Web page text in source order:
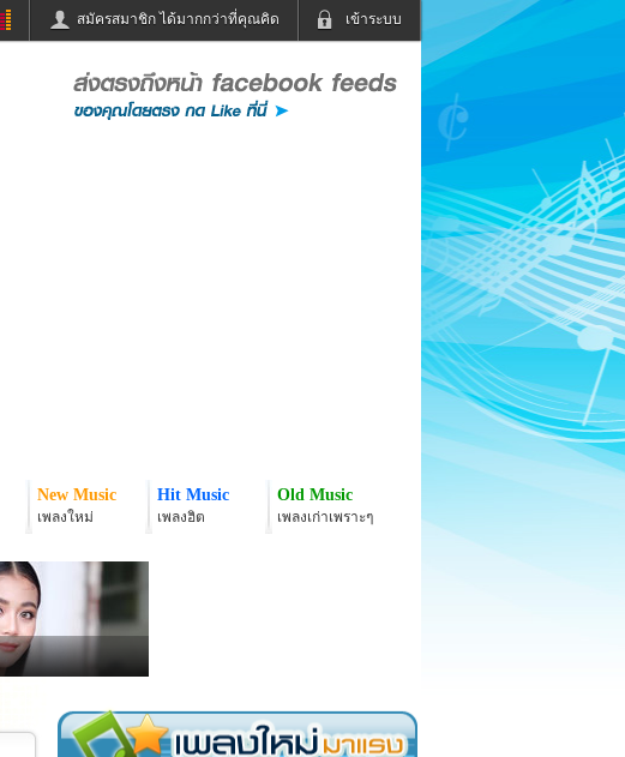
เข้าระบบ
สมัครสมาชิก ได้มากกว่าที่คุณคิด
ฟังวิทยุออนไลน์
Email
New Music
เพลงใหม่
Hit Music
เพลงฮิต
Old Music
เพลงเก่าเพราะๆ